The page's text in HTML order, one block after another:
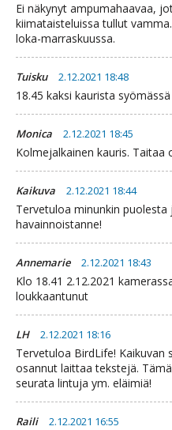
Ei näkynyt ampumahaavaa,
kiimataisteluissa tullut
loka-marraskuussa.
Tuisku 2.12.2021 18:48
18.45 kaksi kaurista syömässä
Monica 2.12.2021 18:45
Kolmejalkainen kauris. Taitaa
Kaikuva 2.12.2021 18:44
Tervetuloa minunkin puolesta
havainnoistanne!
Annemarie 2.12.2021 18:43
Klo 18.41 2.12.2021
loukkaantunut
LH 2.12.2021 18:16
Tervetuloa BirdLife!
osannut laittaa tekstejä.
seurata lintuja ym. eläimiä!
Raili 2.12.2021 16:55